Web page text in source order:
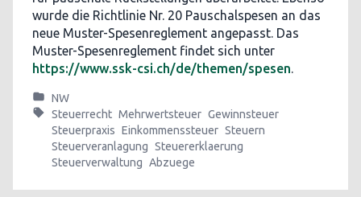
wurde die Richtlinie Nr. 20 Pauschalspesen an das
neue Muster-Spesenreglement angepasst. Das
Muster-Spesenreglement findet sich unter
https://www.ssk-csi.ch/de/themen/spesen.
NW
Steuerrecht Mehrwertsteuer Gewinnsteuer
Steuerpraxis Einkommenssteuer Steuern
Steuerveranlagung Steuererklaerung
Steuerverwaltung Abzuege